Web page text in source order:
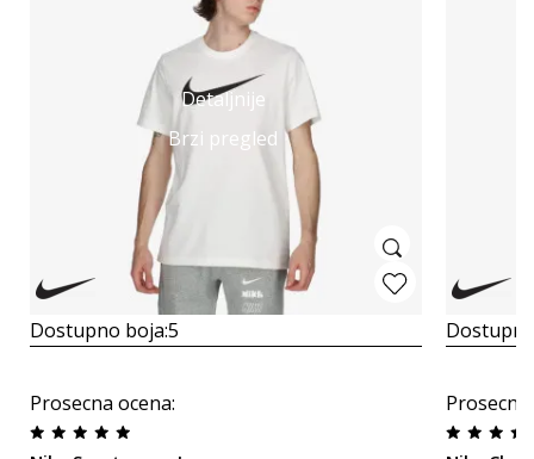
Detaljnije
Brzi pregled
Dostupno boja:5
Prosecna ocena: